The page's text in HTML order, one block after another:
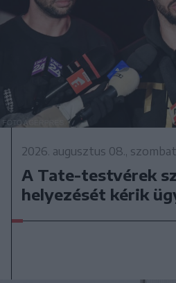
2026. augusztus 08., szombat
A Tate-testvérek
helyezését kérik